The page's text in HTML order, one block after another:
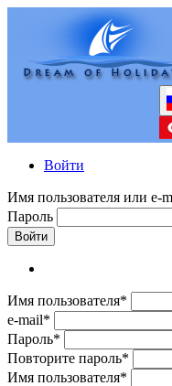
Войти
Имя пользователя или e-
Пароль
Войти
Имя пользователя*
e-mail*
Пароль*
Повторите пароль*
Имя пользователя*